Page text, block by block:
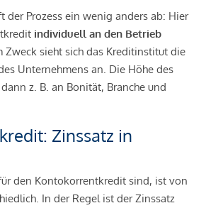
der Prozess ein wenig anders ab: Hier
individuell an den Betrieb
Zweck sieht sich das Kreditinstitut die
Unternehmens an. Die Höhe des
z. B. an Bonität, Branche und
Zinssatz in
den Kontokorrentkredit sind, ist von
In der Regel ist der Zinssatz